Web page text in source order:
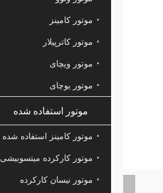
موتور کامینز
موتور کاترپیلار
موتور ویچای
موتور یوچای
موتور استفاده شده
موتور کامینز استفاده شده
موتور کارکرده میتسوبیشی
موتور نیسان کارکرده